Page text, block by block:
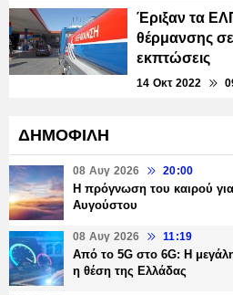
Έριξαν τα
θέρμανσης
εκπτώσεις
14 Οκτ 2022
ΔΗΜΟΦΙΛΗ
08 Αυγ 2026 20:00
Η πρόγνωση του καιρού
Αυγούστου
08 Αυγ 2026 11:19
Από το 5G στο 6G: Η
η θέση της Ελλάδας